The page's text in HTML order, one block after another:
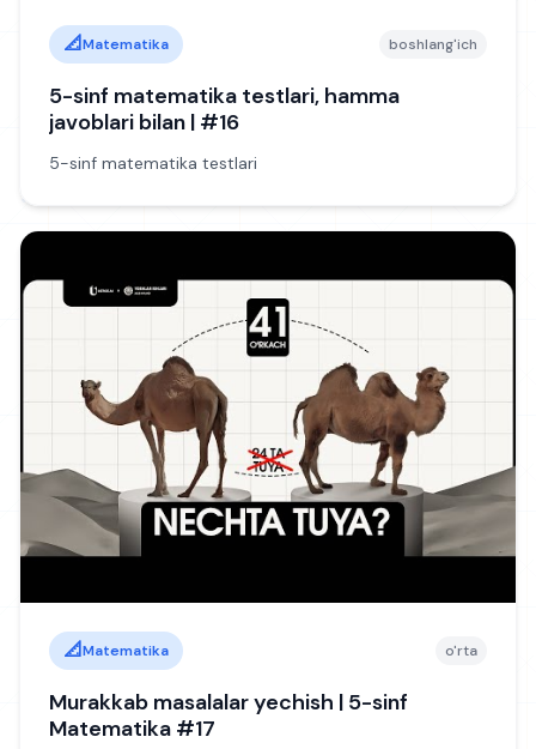
📐Matematika boshlang'ich
5-sinf matematika testlari, hamma
javoblari bilan | #16
5-sinf matematika testlari
📐Matematika o'rta
Murakkab masalalar yechish | 5-sinf
Matematika #17